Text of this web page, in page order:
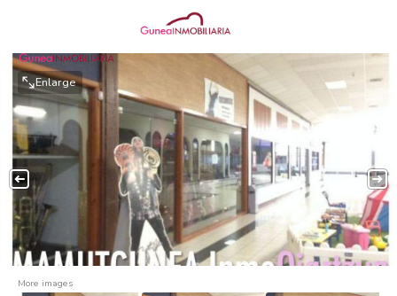
Enlarge
More images